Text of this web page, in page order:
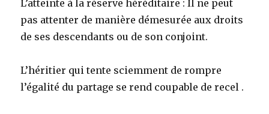
L’atteinte à la réserve héréditaire : Il ne peut
pas attenter de manière démesurée aux droits
de ses descendants ou de son conjoint.
L’héritier qui tente sciemment de rompre
l’égalité du partage se rend coupable de recel .